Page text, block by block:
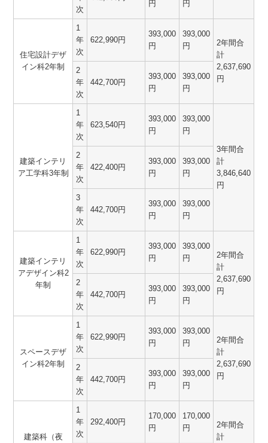
次
円
円
住宅設計デザ
イン科2年制
1
年
次
622,990円
393,000
円
393,000
円
2年間合
計
2,637,690
円
2
年
次
442,700円
393,000
円
393,000
円
建築インテリ
ア工学科3年制
1
年
次
623,540円
393,000
円
393,000
円
3年間合
計
3,846,640
円
2
年
次
422,400円
393,000
円
393,000
円
3
年
次
442,700円
393,000
円
393,000
円
建築インテリ
アデザイン科2
年制
1
年
次
622,990円
393,000
円
393,000
円
2年間合
計
2,637,690
円
2
年
次
442,700円
393,000
円
393,000
円
スペースデザ
イン科2年制
1
年
次
622,990円
393,000
円
393,000
円
2年間合
計
2,637,690
円
2
年
次
442,700円
393,000
円
393,000
円
建築科（夜
1
年
次
292,400円
170,000
円
170,000
円
2年間合
計